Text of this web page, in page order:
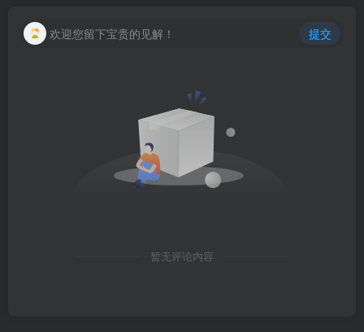
欢迎您留下宝贵的见解！ 提交
暂无评论内容